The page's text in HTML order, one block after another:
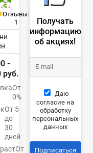
Отзывы:
1
-
руб.
От
0%
От 5
до
30
дней
От
Получать
информацию
об акциях!
Даю
согласие на
обработку
персональных
данных
Подписаться